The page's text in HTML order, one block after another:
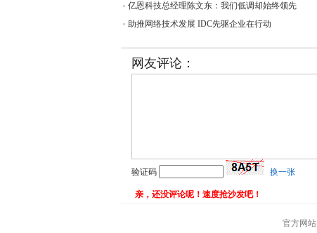
亿恩科技总经理陈文东：我们低调却始终领先
助推网络技术发展 IDC先驱企业在行动
网友评论：
验证码 换一张
亲，还没评论呢！速度抢沙发吧！
官方网站